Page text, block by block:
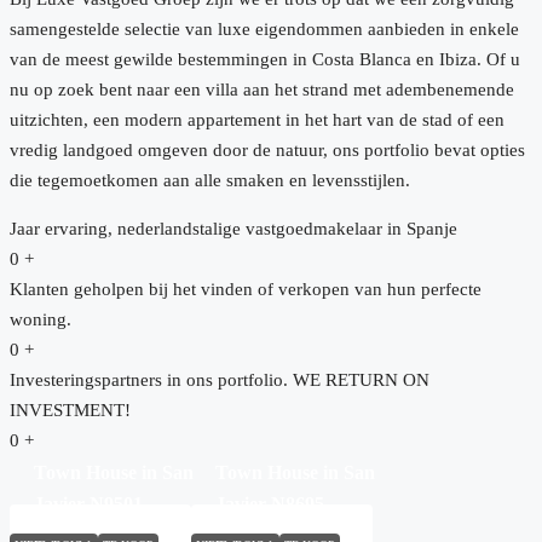
samengestelde selectie van luxe eigendommen aanbieden in enkele
van de meest gewilde bestemmingen in Costa Blanca en Ibiza. Of u
nu op zoek bent naar een villa aan het strand met adembenemende
uitzichten, een modern appartement in het hart van de stad of een
vredig landgoed omgeven door de natuur, ons portfolio bevat opties
die tegemoetkomen aan alle smaken en levensstijlen.
Jaar ervaring, nederlandstalige vastgoedmakelaar in Spanje
0 +
Klanten geholpen bij het vinden of verkopen van hun perfecte
woning.
0 +
Investeringspartners in ons portfolio. WE RETURN ON
INVESTMENT!
0 +